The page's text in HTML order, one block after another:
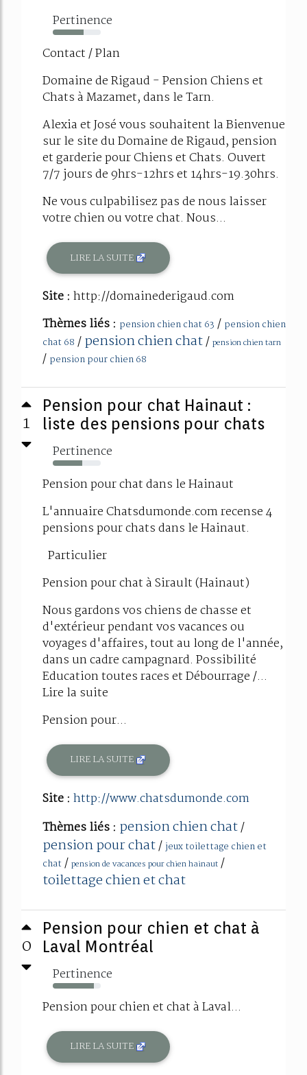
Pertinence
64%
Contact / Plan
Domaine de Rigaud - Pension Chiens et
Chats à Mazamet, dans le Tarn.
Alexia et José vous souhaitent la Bienvenue
sur le site du Domaine de Rigaud, pension
et garderie pour Chiens et Chats. Ouvert
7/7 jours de 9hrs-12hrs et 14hrs-19.30hrs.
Ne vous culpabilisez pas de nous laisser
votre chien ou votre chat. Nous...
LIRE LA SUITE
Site : http://domainederigaud.com
Thèmes liés : pension chien chat 63 / pension chien
chat 68 /pension chien chat/ pension chien tarn
/ pension pour chien 68
1
Pension pour chat Hainaut :
liste des pensions pour chats
Pertinence
62%
Pension pour chat dans le Hainaut
L'annuaire Chatsdumonde.com recense 4
pensions pour chats dans le Hainaut.
Particulier
Pension pour chat à Sirault (Hainaut)
Nous gardons vos chiens de chasse et
d'extérieur pendant vos vacances ou
voyages d'affaires, tout au long de l'année,
dans un cadre campagnard. Possibilité
Education toutes races et Débourrage /...
Lire la suite
Pension pour...
LIRE LA SUITE
Site : http://www.chatsdumonde.com
Thèmes liés : pension chien chat/
pension pour chat/ jeux toilettage chien et
chat / pension de vacances pour chien hainaut /
toilettage chien et chat
0
Pension pour chien et chat à
Laval Montréal
Pertinence
86%
Pension pour chien et chat à Laval...
LIRE LA SUITE